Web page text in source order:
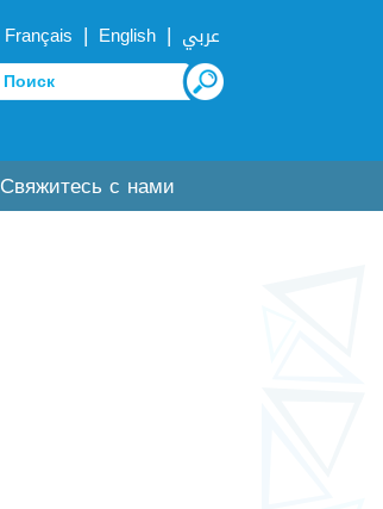
Français | English | عربي
Свяжитесь с нами